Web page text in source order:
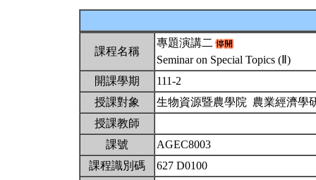
課程名稱
專題演講二
Seminar on Special Topics (Ⅱ)
開課學期
111-2
授課對象
生物資源暨農學院 農業經濟學
授課教師
課號
AGEC8003
課程識別碼
627 D0100